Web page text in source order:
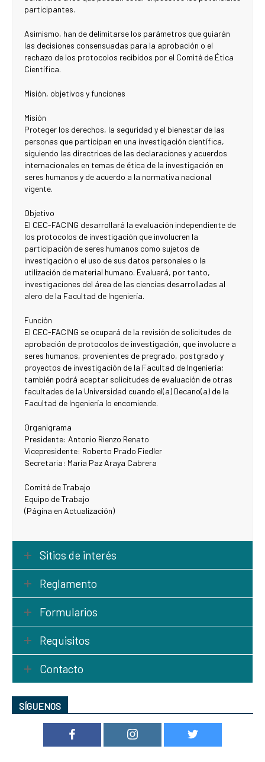
participantes.
Asimismo, han de delimitarse los parámetros que guiarán
las decisiones consensuadas para la aprobación o el
rechazo de los protocolos recibidos por el Comité de Ética
Científica.
Misión, objetivos y funciones
Misión
Proteger los derechos, la seguridad y el bienestar de las
personas que participan en una investigación científica,
siguiendo las directrices de las declaraciones y acuerdos
internacionales en temas de ética de la investigación en
seres humanos y de acuerdo a la normativa nacional
vigente.
Objetivo
El CEC-FACING desarrollará la evaluación independiente de
los protocolos de investigación que involucren la
participación de seres humanos como sujetos de
investigación o el uso de sus datos personales o la
utilización de material humano. Evaluará, por tanto,
investigaciones del área de las ciencias desarrolladas al
alero de la Facultad de Ingeniería.
Función
El CEC-FACING se ocupará de la revisión de solicitudes de
aprobación de protocolos de investigación, que involucre a
seres humanos, provenientes de pregrado, postgrado y
proyectos de investigación de la Facultad de Ingeniería;
también podrá aceptar solicitudes de evaluación de otras
facultades de la Universidad cuando el(a) Decano(a) de la
Facultad de Ingeniería lo encomiende.
Organigrama
Presidente: Antonio Rienzo Renato
Vicepresidente: Roberto Prado Fiedler
Secretaria: María Paz Araya Cabrera
Comité de Trabajo
Equipo de Trabajo
(Página en Actualización)
Sitios de interés
Reglamento
Formularios
Requisitos
Contacto
SÍGUENOS